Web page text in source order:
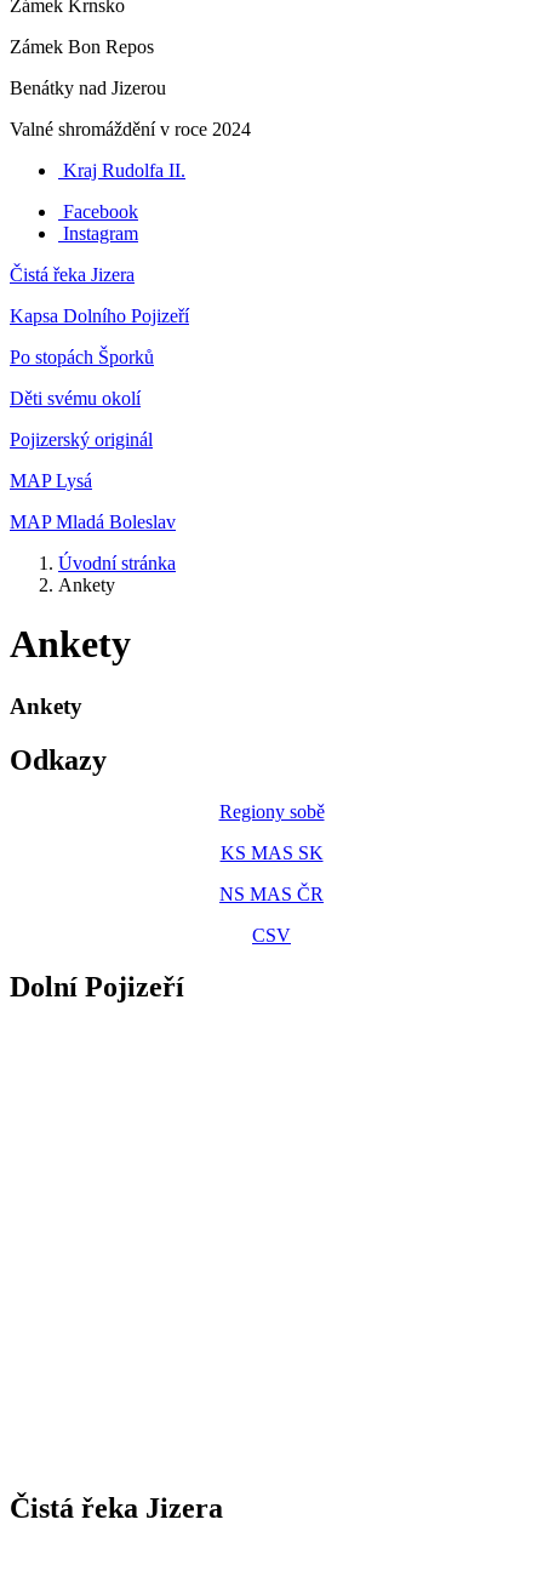
Zámek Krnsko
Zámek Bon Repos
Benátky nad Jizerou
Valné shromáždění v roce 2024
Kraj Rudolfa II.
Facebook
Instagram
Čistá řeka Jizera
Kapsa Dolního Pojizeří
Po stopách Šporků
Děti svému okolí
Pojizerský originál
MAP Lysá
MAP Mladá Boleslav
Úvodní stránka
Ankety
Ankety
Ankety
Odkazy
Regiony sobě
KS MAS SK
NS MAS ČR
CSV
Dolní Pojizeří
Čistá řeka Jizera